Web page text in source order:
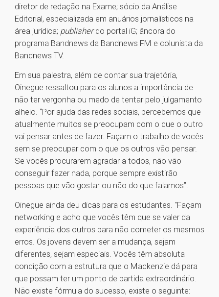
diretor de redação na Exame; sócio da Análise
Editorial, especializada em anuários jornalísticos na
área jurídica; publisherdo portal iG; âncora do
programa Bandnews da Bandnews FM e colunista da
Bandnews TV.
Em sua palestra, além de contar sua trajetória,
Oinegue ressaltou para os alunos a importância de
não ter vergonha ou medo de tentar pelo julgamento
alheio. “Por ajuda das redes sociais, percebemos que
atualmente muitos se preocupam com o que o outro
vai pensar antes de fazer. Façam o trabalho de vocês
sem se preocupar com o que os outros vão pensar.
Se vocês procurarem agradar a todos, não vão
conseguir fazer nada, porque sempre existirão
pessoas que vão gostar ou não do que falamos”.
Oinegue ainda deu dicas para os estudantes. "Façam
networking e acho que vocês têm que se valer da
experiência dos outros para não cometer os mesmos
erros. Os jovens devem ser a mudança, sejam
diferentes, sejam especiais. Vocês têm absoluta
condição com a estrutura que o Mackenzie dá para
que possam ter um ponto de partida extraordinário.
Não existe fórmula do sucesso, existe o seguinte: